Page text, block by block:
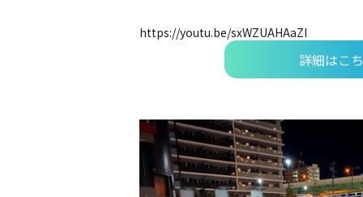
https://youtu.be/sxWZUAHAaZI
詳細はこ